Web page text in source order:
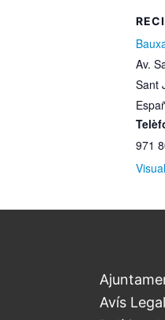
Av.
Sant
971
Avís Legal